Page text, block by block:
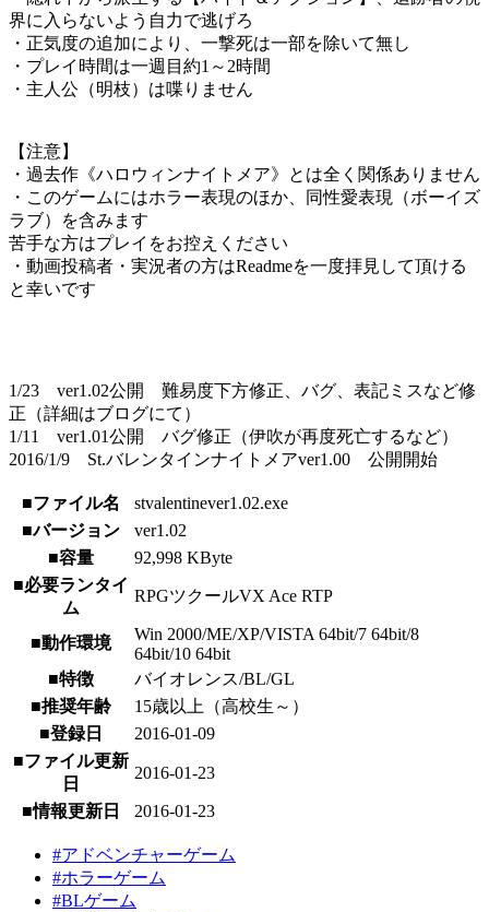
界に入らないよう自力で逃げろ
・正気度の追加により、一撃死は一部を除いて無し
・プレイ時間は一週目約1～2時間
・主人公（明枝）は喋りません
【注意】
・過去作《ハロウィンナイトメア》とは全く関係ありません
・このゲームにはホラー表現のほか、同性愛表現（ボーイズ
ラブ）を含みます
苦手な方はプレイをお控えください
・動画投稿者・実況者の方はReadmeを一度拝見して頂ける
と幸いです
1/23 ver1.02公開 難易度下方修正、バグ、表記ミスなど修
正（詳細はブログにて）
1/11 ver1.01公開 バグ修正（伊吹が再度死亡するなど）
2016/1/9 St.バレンタインナイトメアver1.00 公開開始
■ファイル名
stvalentinever1.02.exe
■バージョン
ver1.02
■容量
92,998 KByte
■必要ランタイ
ム
RPGツクールVX Ace RTP
■動作環境
Win 2000/ME/XP/VISTA 64bit/7 64bit/8
64bit/10 64bit
■特徴
バイオレンス/BL/GL
■推奨年齢
15歳以上（高校生～）
■登録日
2016-01-09
■ファイル更新
日
2016-01-23
■情報更新日 2016-01-23
#アドベンチャーゲーム
#ホラーゲーム
#BLゲーム